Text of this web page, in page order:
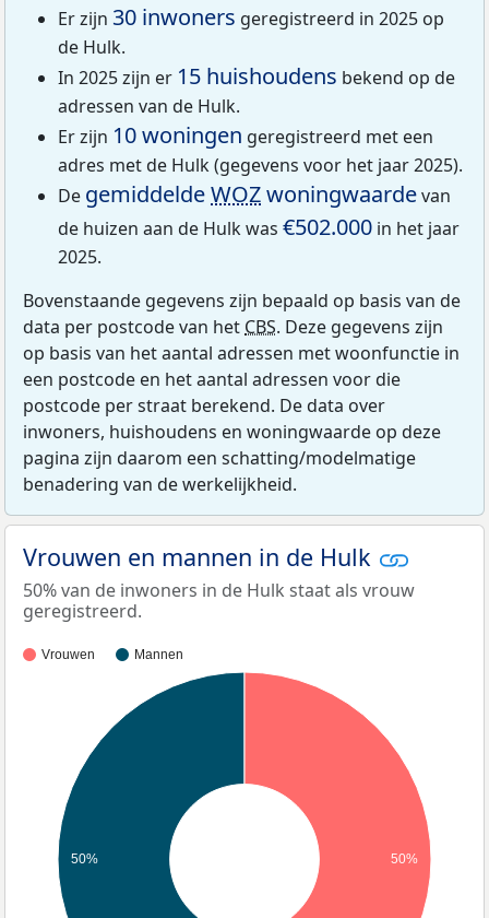
Er zijn 30 inwoners geregistreerd in 2025 op
de Hulk.
In 2025 zijn er 15 huishoudens bekend op de
adressen van de Hulk.
Er zijn 10 woningen geregistreerd met een
adres met de Hulk (gegevens voor het jaar 2025).
De gemiddeldeWOZwoningwaardevan
de huizen aan de Hulk was €502.000 in het jaar
2025.
Bovenstaande gegevens zijn bepaald op basis van de
data per postcode van het CBS. Deze gegevens zijn
op basis van het aantal adressen met woonfunctie in
een postcode en het aantal adressen voor die
postcode per straat berekend. De data over
inwoners, huishoudens en woningwaarde op deze
pagina zijn daarom een schatting/modelmatige
benadering van de werkelijkheid.
Vrouwen en mannen in de Hulk
50% van de inwoners in de Hulk staat als vrouw
geregistreerd.
Vrouwen Mannen
50% 50%